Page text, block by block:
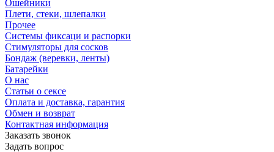
Ошейники
Плети, стеки, шлепалки
Прочее
Системы фиксаци и распорки
Стимуляторы для сосков
Бондаж (веревки, ленты)
Батарейки
О нас
Статьи о сексе
Оплата и доставка, гарантия
Обмен и возврат
Контактная информация
Заказать звонок
Задать вопрос